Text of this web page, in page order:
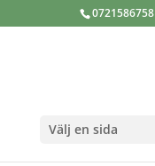
0721586758
Välj en sida